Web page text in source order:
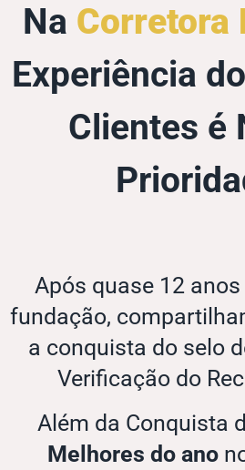
Na Corretora
Experiência
Clientes é
Após quase 12
fundação,
a conquista do selo
Verificação do
Além da Conquista
Melhores do ano